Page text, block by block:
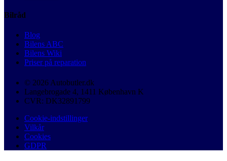
Bilråd
Blog
Bilens ABC
Bilens Wiki
Priser på reparation
© 2026 Autobutler.dk
Langebrogade 4, 1411 København K
CVR: DK32891799
Cookie-indstillinger
Vilkår
Cookies
GDPR